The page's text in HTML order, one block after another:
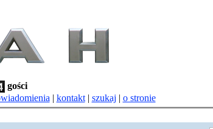
gości
| kontakt| szukaj | o stronie